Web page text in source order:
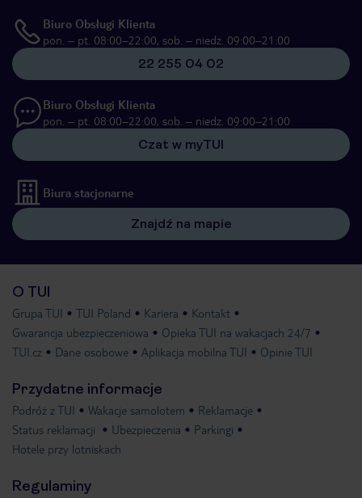
Biuro Obsługi Klienta
pon. – pt. 08:00–22:00, sob. – niedz. 09:00–21:00
22 255 04 02
Biuro Obsługi Klienta
pon. – pt. 08:00–22:00, sob. – niedz. 09:00–21:00
Czat w myTUI
Biura stacjonarne
Znajdź na mapie
O TUI
Grupa TUI TUI Poland Kariera
Kontakt
Gwarancja ubezpieczeniowa
Opieka TUI na wakacjach 24/7
TUI.cz
Dane osobowe Aplikacja mobilna TUI Opinie TUI
Przydatne informacje
Podróż z TUI Wakacje samolotem
Reklamacje
Status reklamacji
Ubezpieczenia
Parkingi
Hotele przy lotniskach
Regulaminy